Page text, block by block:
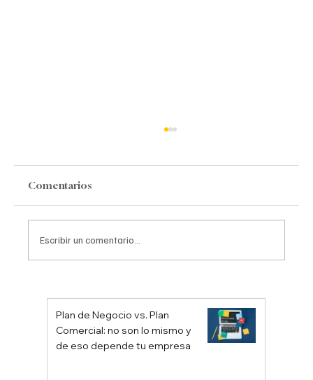
Comentarios
Escribir un comentario...
Plan de Negocio vs. Plan
Comercial: no son lo mismo y
de eso depende tu empresa